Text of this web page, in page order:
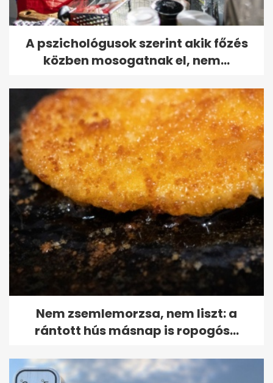
A pszichológusok szerint akik főzés
közben mosogatnak el, nem...
Nem zsemlemorzsa, nem liszt: a
rántott hús másnap is ropogós...